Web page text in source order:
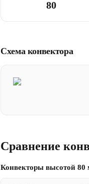
80
Схема конвектора
Сравнение
Конвекторы высотой